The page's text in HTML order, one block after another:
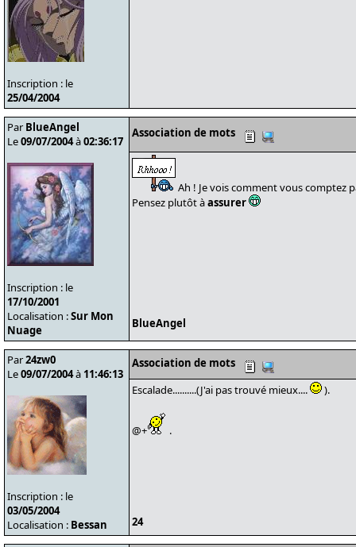
Inscription : le
25/04/2004
Par BlueAngel
Le09/07/2004à02:36:17
Inscription : le
17/10/2001
Localisation :Sur Mon
Nuage
Association de mots
Ah ! Je vois comment vous comptez
Pensez plutôt àassurer
BlueAngel
Par24zw0
Le09/07/2004à 11:46:13
Inscription : le
03/05/2004
Localisation : Bessan
Association de mots
Escalade..........(J'ai pas trouvé mieux....
).
@+ .
24